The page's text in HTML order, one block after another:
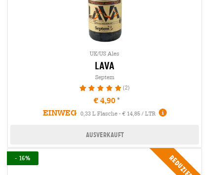
UK/US Ales
lava
Septem
100% (2)
€ 4,90
EINWEG
0,33 L Flasche - € 14,85 / LTR
Ausverkauft
Reduziert
- 16%